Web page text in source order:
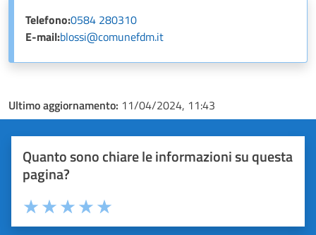
Telefono:0584 280310
E-mail:blossi@comunefdm.it
Ultimo aggiornamento: 11/04/2024, 11:43
Quanto sono chiare le informazioni su questa
pagina?
Valuta 5 stelle su 5
Valuta 4 stelle su 5
Valuta 3 stelle su 5
Valuta 2 stelle su 5
Valuta 1 stelle su 5